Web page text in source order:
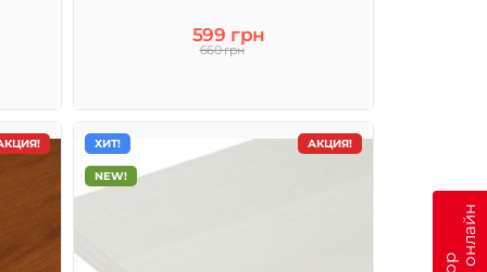
599 грн
660 грн
АКЦИЯ!
ХИТ!
NEW!